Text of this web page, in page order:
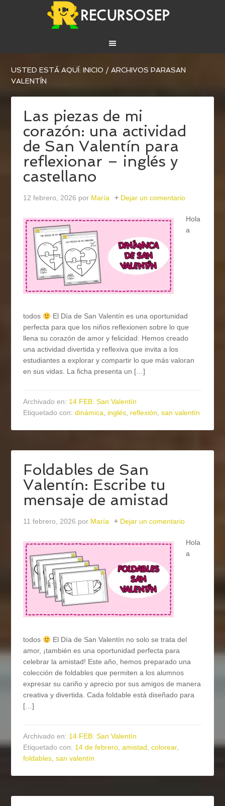
USTED ESTÁ AQUÍ:INICIO / ARCHIVOS PARASAN
VALENTÍN
Las piezas de mi
corazón: una actividad
de San Valentín para
reflexionar – inglés y
castellano
12 febrero, 2026 por María Dejar un comentario
Hola
a
todos
El Día de San Valentín es una oportunidad
perfecta para que los niños reflexionen sobre lo que
llena su corazón de amor y felicidad. Hemos creado
una actividad divertida y reflexiva que invita a los
estudiantes a explorar y compartir lo que más valoran
en sus vidas. La ficha presenta un […]
Archivado en: 14 FEB: San Valentín
Etiquetado con:dinámica, inglés, reflexión,san valentín
Foldables de San
Valentín: Escribe tu
mensaje de amistad
11 febrero, 2026 por María Dejar un comentario
Hola
a
todos
El Día de San Valentín no solo se trata del
amor, ¡también es una oportunidad perfecta para
celebrar la amistad! Este año, hemos preparado una
colección de foldables que permiten a los alumnos
expresar su cariño y aprecio por sus amigos de manera
creativa y divertida. Cada foldable está diseñado para
[…]
Archivado en: 14 FEB: San Valentín
Etiquetado con: 14 de febrero,amistad,colorear,
foldables,san valentín